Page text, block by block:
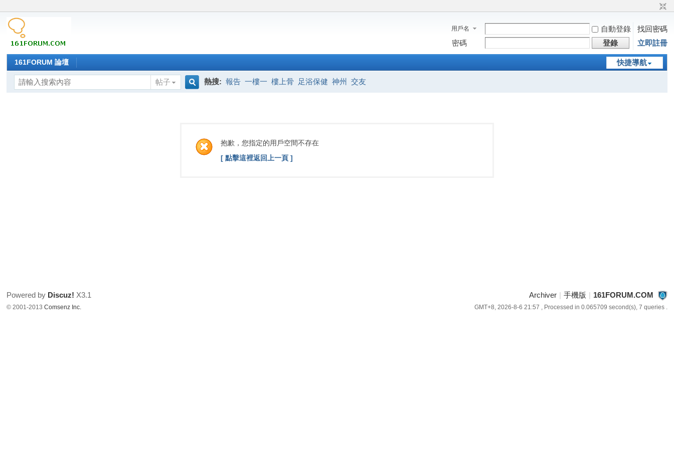
用戶名 自動登錄
找回密碼
密碼
登錄 立即註冊
快捷導航
161FORUM 論壇
帖子
熱搜: 報告 一樓一 樓上骨 足浴保健 神州 交友
抱歉，您指定的用戶空間不存在
[ 點擊這裡返回上一頁 ]
Archiver | 手機版 | 161FORUM.COM
GMT+8, 2026-8-6 21:57 , Processed in 0.065709 second(s), 7 queries .
Powered by Discuz! X3.1
© 2001-2013Comsenz Inc.